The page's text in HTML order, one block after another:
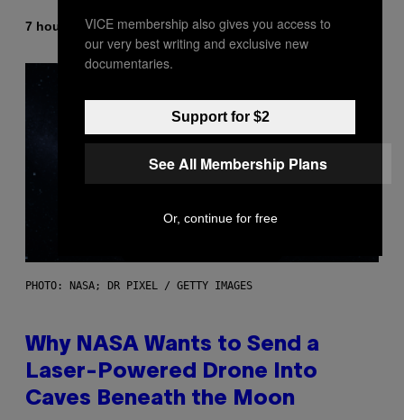
7 hours agoByCaleb Catlin
PHOTO: NASA; DR PIXEL / GETTY IMAGES
Why NASA Wants to Send a
Laser-Powered Drone Into
Caves Beneath the Moon
VICE membership also gives you access to
our very best writing and exclusive new
documentaries.
Support for $2
See All Membership Plans
Or, continue for free